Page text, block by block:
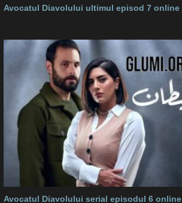
Avocatul Diavolului ultimul episod 7 online
Avocatul Diavolului serial episodul 6 online